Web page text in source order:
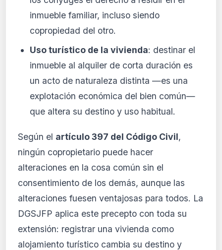
inmueble familiar, incluso siendo
copropiedad del otro.
Uso turístico de la vivienda: destinar el
inmueble al alquiler de corta duración es
un acto de naturaleza distinta —es una
explotación económica del bien común—
que altera su destino y uso habitual.
Según el artículo 397 del Código Civil,
ningún copropietario puede hacer
alteraciones en la cosa común sin el
consentimiento de los demás, aunque las
alteraciones fuesen ventajosas para todos. La
DGSJFP aplica este precepto con toda su
extensión: registrar una vivienda como
alojamiento turístico cambia su destino y